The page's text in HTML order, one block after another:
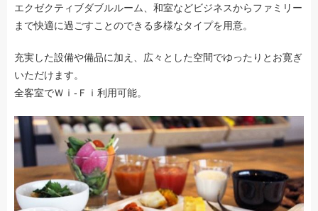
エクゼクティブダブルルーム、和室などビジネスからファミリー
まで快適に過ごすことのできる多様なタイプを用意。
充実した設備や備品に加え、広々とした空間でゆったりとお寛ぎ
いただけます。
全客室でＷｉ-Ｆｉ利用可能。